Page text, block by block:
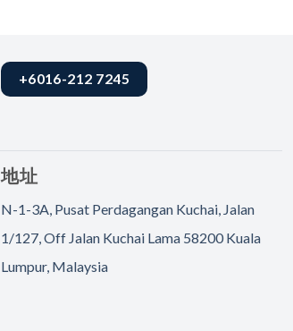
+6016-212 7245
地址
N-1-3A, Pusat Perdagangan Kuchai, Jalan
1/127, Off Jalan Kuchai Lama 58200 Kuala
Lumpur, Malaysia